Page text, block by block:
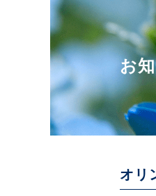
お
オリ